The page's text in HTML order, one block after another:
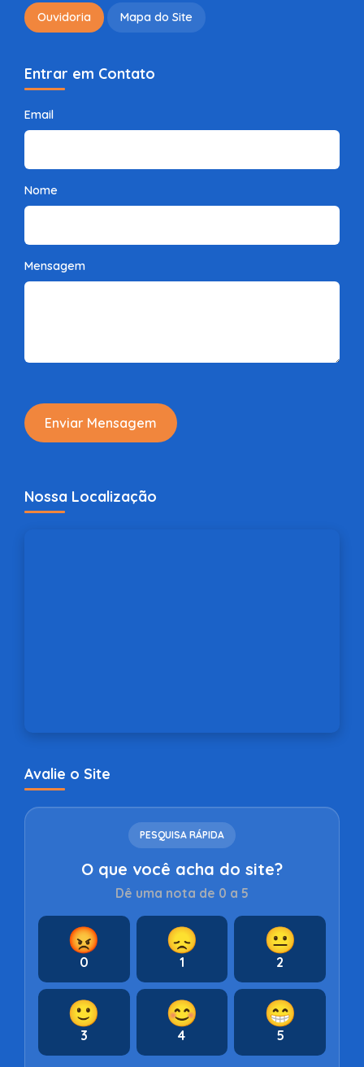
Ouvidoria Mapa do Site
Entrar em Contato
Email
Nome
Mensagem
Enviar Mensagem
Nossa Localização
Avalie o Site
PESQUISA RÁPIDA
O que você acha do site?
Dê uma nota de 0 a 5
😡
0
😞
1
😐
2
🙂
3
😊
4
😁
5